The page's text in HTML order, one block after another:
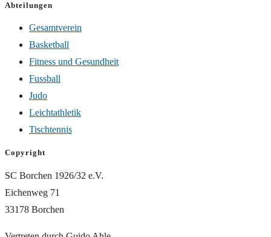
Abteilungen
Gesamtverein
Basketball
Fitness und Gesundheit
Fussball
Judo
Leichtathletik
Tischtennis
Copyright
SC Borchen 1926/32 e.V.
Eichenweg 71
33178 Borchen